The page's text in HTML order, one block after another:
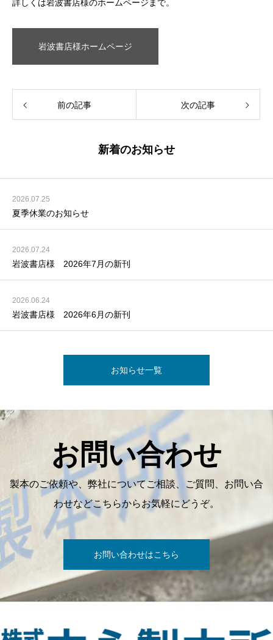
詳しくは岩波書店様のホームページまで。
岩波書店様ホームページ
前の記事 次の記事
新着のお知らせ
2026.07.25
夏季休業のお知らせ
2026.07.24
岩波書店様 2026年7月の新刊
2026.06.24
岩波書店様 2026年6月の新刊
お知らせ一覧
お問い合わせ
製本のご依頼や、弊社についてご相談、ご質問、お問い合
わせなどこちらからお気軽にどうぞ。
お問い合わせはこちら